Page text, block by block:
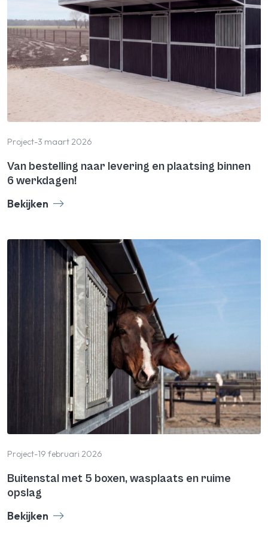
Project-3 maart 2026
Van bestelling naar levering en plaatsing binnen
6 werkdagen!
Bekijken
Project-19 februari 2026
Buitenstal met 5 boxen, wasplaats en ruime
opslag
Bekijken